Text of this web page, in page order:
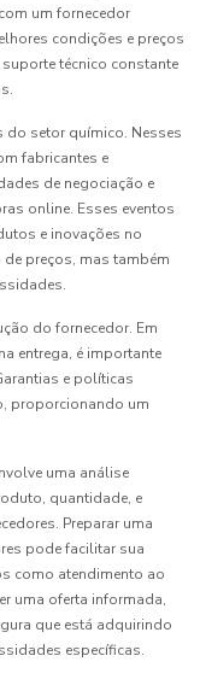
um fornecedor
condições e preços
técnico constante
do setor químico. Nesses
fabricantes e
de negociação e
online. Esses eventos
e inovações no
preços, mas também
do fornecedor. Em
entrega, é importante
e políticas
proporcionando um
uma análise
quantidade, e
Preparar uma
pode facilitar sua
como atendimento ao
uma oferta informada,
que está adquirindo
específicas.